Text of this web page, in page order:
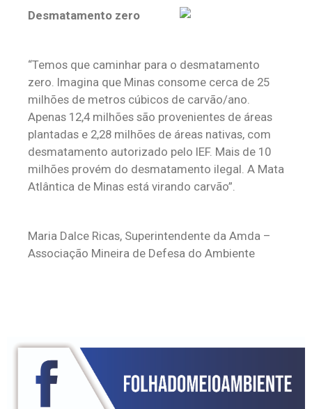
Desmatamento zero
“Temos que caminhar para o desmatamento
zero. Imagina que Minas consome cerca de 25
milhões de metros cúbicos de carvão/ano.
Apenas 12,4 milhões são provenientes de áreas
plantadas e 2,28 milhões de áreas nativas, com
desmatamento autorizado pelo IEF. Mais de 10
milhões provém do desmatamento ilegal. A Mata
Atlântica de Minas está virando carvão”.
Maria Dalce Ricas, Superintendente da Amda –
Associação Mineira de Defesa do Ambiente